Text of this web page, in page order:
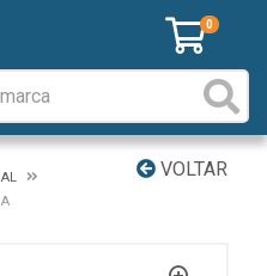
0
VOLTAR